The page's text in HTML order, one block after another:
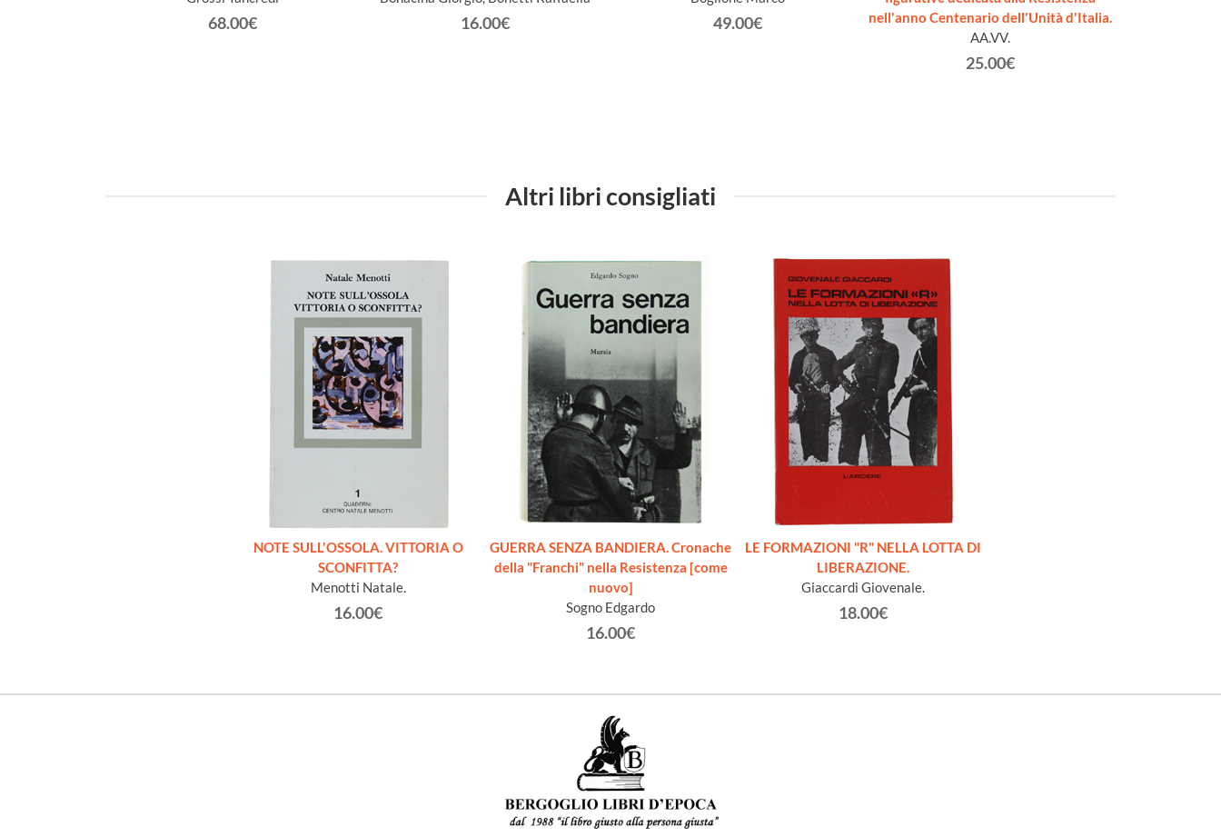
68.00€ 16.00€ 49.00€
nell'anno Centenario dell'Unità d'Italia.
AA.VV.
25.00€
Altri libri consigliati
NOTE SULL'OSSOLA. VITTORIA O
SCONFITTA?
Menotti Natale.
16.00€
GUERRA SENZA BANDIERA. Cronache
della "Franchi" nella Resistenza [come
nuovo]
Sogno Edgardo
16.00€
LE FORMAZIONI "R" NELLA LOTTA DI
LIBERAZIONE.
Giaccardi Giovenale.
18.00€